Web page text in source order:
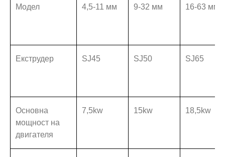
Модел 4,5-11 мм 9-32 мм 16-63 мм
Екструдер SJ45 SJ50 SJ65
Основна
мощност на
двигателя
7,5kw 15kw 18,5kw